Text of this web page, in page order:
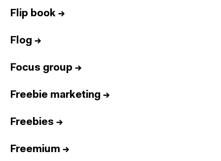
Flip book →
Flog →
Focus group →
Freebie marketing →
Freebies →
Freemium →